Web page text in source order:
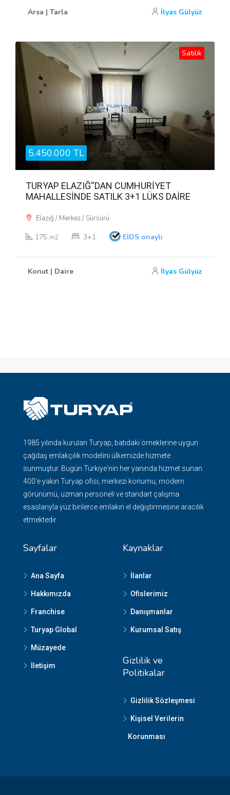
Arsa | Tarla İlyas Gülyüz
Satılık
5.450.000 TL
TURYAP ELAZIĞ''DAN CUMHURİYET
MAHALLESİNDE SATILK 3+1 LÜKS DAİRE
Elazığ / Merkez / Sürsürü
175 m2 3+1 EİDS onaylı
Konut | Daire İlyas Gülyüz
1985 yılında kurulan Turyap, batıdaki örneklerine uygun
çağdaş emlakçılık modelini ülkemizde hizmete
sunmuştur. Bugün Türkiye'nin her yanında hizmet sunan
400'e yakın Turyap ofisi, merkezi konumu, modern
görünümü, uzman personeli ve standart çalışma
esaslarıyla yüz binlerce emlakın el değiştirmesine aracılık
etmektedir.
Sayfalar
Ana Sayfa
Hakkımızda
Franchise
Turyap Global
Müzayede
İletişim
Kaynaklar
İlanlar
Ofislerimiz
Danışmanlar
Kurumsal Satış
Gizlilik ve
Politikalar
Gizlilik Sözleşmesi
Kişisel Verilerin
Korunması